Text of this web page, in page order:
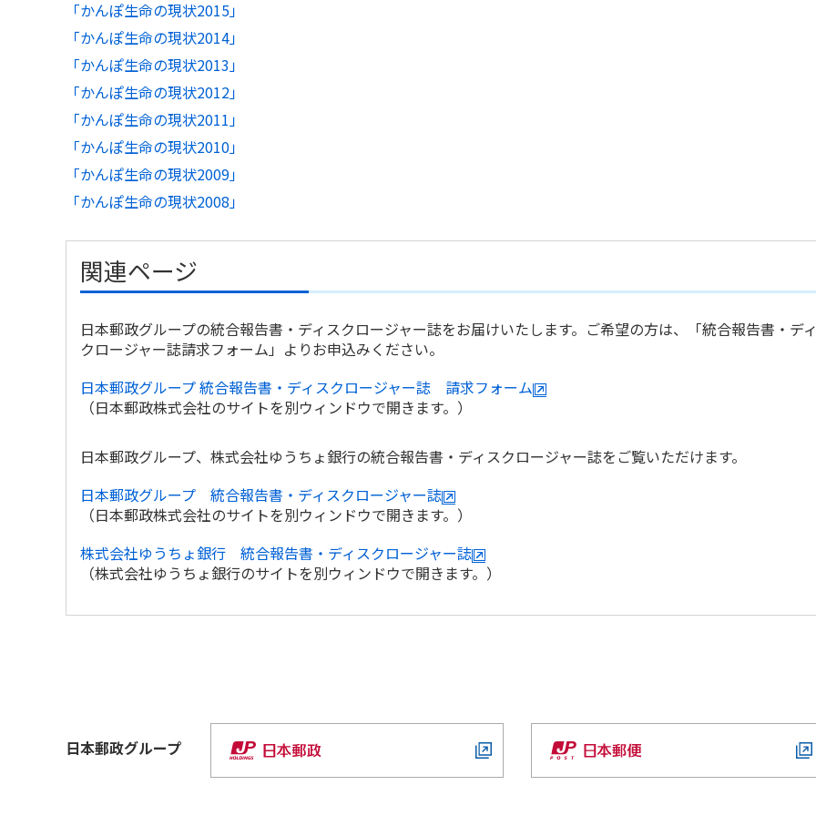
「かんぽ生命の現状2015」
「かんぽ生命の現状2014」
「かんぽ生命の現状2013」
「かんぽ生命の現状2012」
「かんぽ生命の現状2011」
「かんぽ生命の現状2010」
「かんぽ生命の現状2009」
「かんぽ生命の現状2008」
関連ページ
日本郵政グループの統合報告書・ディスクロージャー誌をお届けいたします。ご希望の方は、「統合報告書・デ
クロージャー誌請求フォーム」よりお申込みください。
日本郵政グループ 統合報告書・ディスクロージャー誌 請求フォーム
（日本郵政株式会社のサイトを別ウィンドウで開きます。）
日本郵政グループ、株式会社ゆうちょ銀行の統合報告書・ディスクロージャー誌をご覧いただけます。
日本郵政グループ 統合報告書・ディスクロージャー誌
（日本郵政株式会社のサイトを別ウィンドウで開きます。）
株式会社ゆうちょ銀行 統合報告書・ディスクロージャー誌
（株式会社ゆうちょ銀行のサイトを別ウィンドウで開きます。）
日本郵政グループ